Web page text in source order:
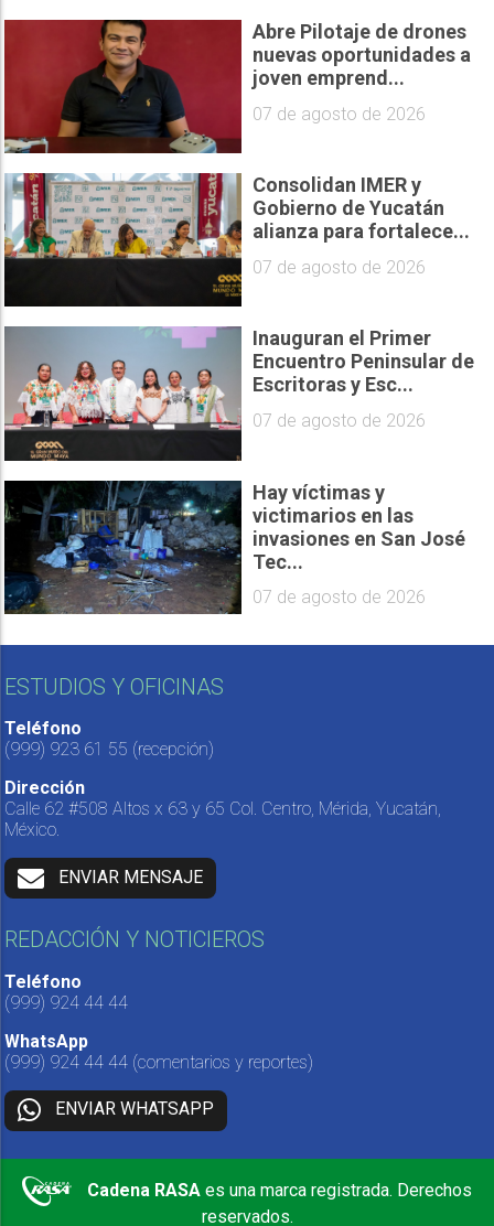
Abre Pilotaje de drones
nuevas oportunidades a
joven emprend...
07 de agosto de 2026
Consolidan IMER y
Gobierno de Yucatán
alianza para fortalece...
07 de agosto de 2026
Inauguran el Primer
Encuentro Peninsular de
Escritoras y Esc...
07 de agosto de 2026
Hay víctimas y
victimarios en las
invasiones en San José
Tec...
07 de agosto de 2026
ESTUDIOS Y OFICINAS
Teléfono
(999) 923 61 55 (recepción)
Dirección
Calle 62 #508 Altos x 63 y 65 Col. Centro, Mérida, Yucatán,
México.
ENVIAR MENSAJE
REDACCIÓN Y NOTICIEROS
Teléfono
(999) 924 44 44
WhatsApp
(999) 924 44 44 (comentarios y reportes)
ENVIAR WHATSAPP
Cadena RASA es una marca registrada. Derechos
reservados.